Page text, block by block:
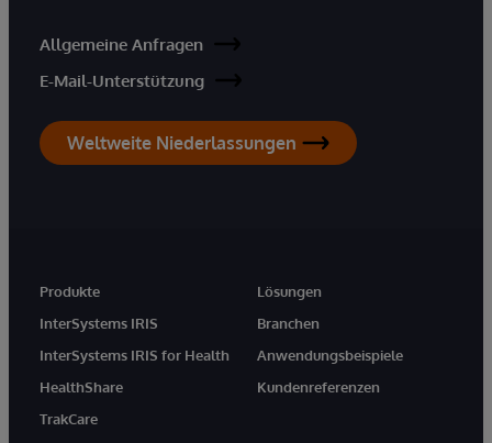
Allgemeine Anfragen
E-Mail-Unterstützung
Weltweite Niederlassungen
Produkte
InterSystems IRIS
InterSystems IRIS for Health
HealthShare
TrakCare
Lösungen
Branchen
Anwendungsbeispiele
Kundenreferenzen